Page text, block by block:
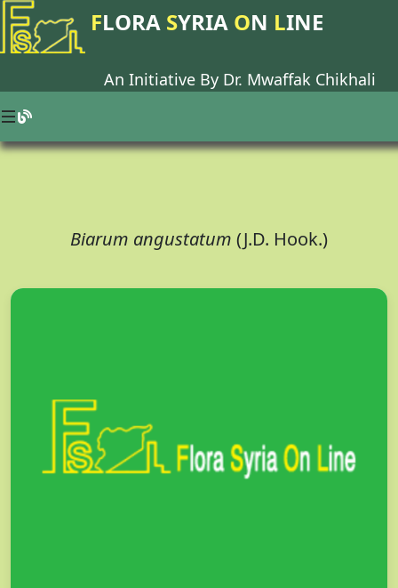
FLORA SYRIA ON LINE
An Initiative By Dr. Mwaffak Chikhali
Biarum angustatum (J.D. Hook.)